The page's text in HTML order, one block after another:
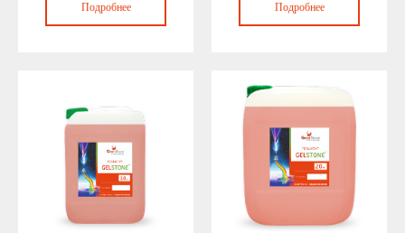
Подробнее Подробнее